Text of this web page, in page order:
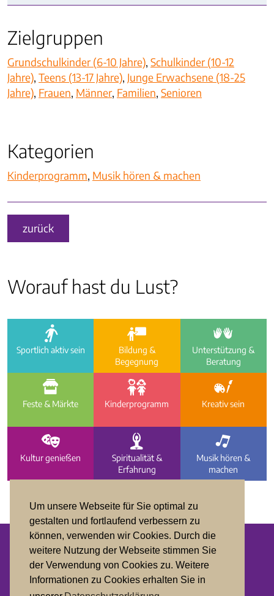
Um unsere Webseite für Sie optimal zu
gestalten und fortlaufend verbessern zu
können, verwenden wir Cookies. Durch die
weitere Nutzung der Webseite stimmen Sie
der Verwendung von Cookies zu. Weitere
Informationen zu Cookies erhalten Sie in
Zielgruppen
Grundschulkinder (6-10 Jahre), Schulkinder (10-12
Jahre), Teens (13-17 Jahre), Junge Erwachsene (18-25
Jahre), Frauen, Männer, Familien, Senioren
Kategorien
Kinder­programm, Musik hören & machen
zurück
Worauf hast du Lust?
a
Sportlich aktiv sein
i
Bildung &
Begegnung
e
Unterstützung &
Beratung
f
Feste & Märkte
g
Kinder­programm
h
Kreativ sein
d
Kultur genießen
c
Spiritualität &
Erfahrung
b
Musik hören &
machen
Datenschutz
Impressum